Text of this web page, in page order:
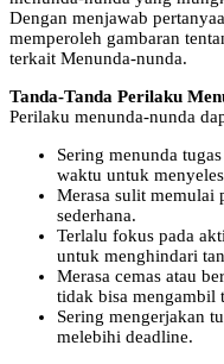
Dengan menjawab
memperoleh gambaran
terkait Menunda-nunda.
Tanda-Tanda Perilaku
Perilaku menunda-nunda
Sering menunda
waktu untuk
Merasa sulit memulai
sederhana.
Terlalu fokus pada
untuk menghindari
Merasa cemas atau
tidak bisa mengambil
Sering mengerjakan
melebihi deadline.